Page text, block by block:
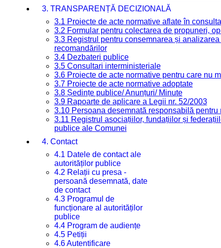
3. TRANSPARENȚĂ DECIZIONALĂ
3.1 Proiecte de acte normative aflate în
3.2 Formular pentru colectarea de propuneri,
3.3 Registrul pentru consemnarea și
recomandărilor
3.4 Dezbateri publice
3.5 Consultari interministeriale
3.6 Proiecte de acte normative pentru care nu
3.7 Proiecte de acte normative adoptate
3.8 Ședințe publice/ Anunțuri/ Minute
3.9 Rapoarte de aplicare a Legii nr. 52/2003
3.10 Persoana desemnată responsabilă
3.11 Registrul asociațiilor, fundațiilor și
publice ale Comunei
4. Contact
4.1 Datele de contact ale
autorităților publice
4.2 Relații cu presa -
persoană desemnată, date
de contact
4.3 Programul de
funcționare al autorităților
publice
4.4 Program de audiențe
4.5 Petiții
4.6 Autentificare